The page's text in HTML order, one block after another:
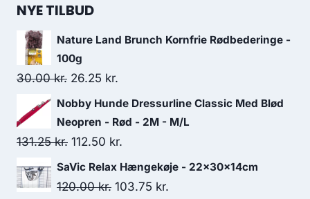
NYE TILBUD
Nature Land Brunch Kornfrie Rødbederinge -
100g
30.00kr. Den
oprindelige
pris
var:
30.00 kr..
26.25 kr.
aktuelle
pris
er:
26.25 kr..
Nobby Hunde Dressurline Classic Med Blød
Neopren - Rød - 2M - M/L
131.25kr. Den
oprindelige
pris
112.50 kr.
aktuelle
pris
SaVic Relax Hængekøje - 22x30x14cm
120.00kr. Den
103.75 kr.